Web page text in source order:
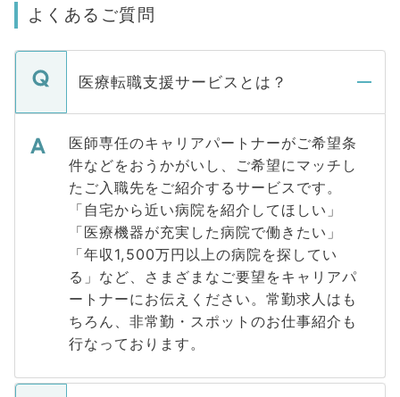
よくあるご質問
医療転職支援サービスとは？
医師専任のキャリアパートナーがご希望条
件などをおうかがいし、ご希望にマッチし
たご入職先をご紹介するサービスです。
「自宅から近い病院を紹介してほしい」
「医療機器が充実した病院で働きたい」
「年収1,500万円以上の病院を探してい
る」など、さまざまなご要望をキャリアパ
ートナーにお伝えください。常勤求人はも
ちろん、非常勤・スポットのお仕事紹介も
行なっております。